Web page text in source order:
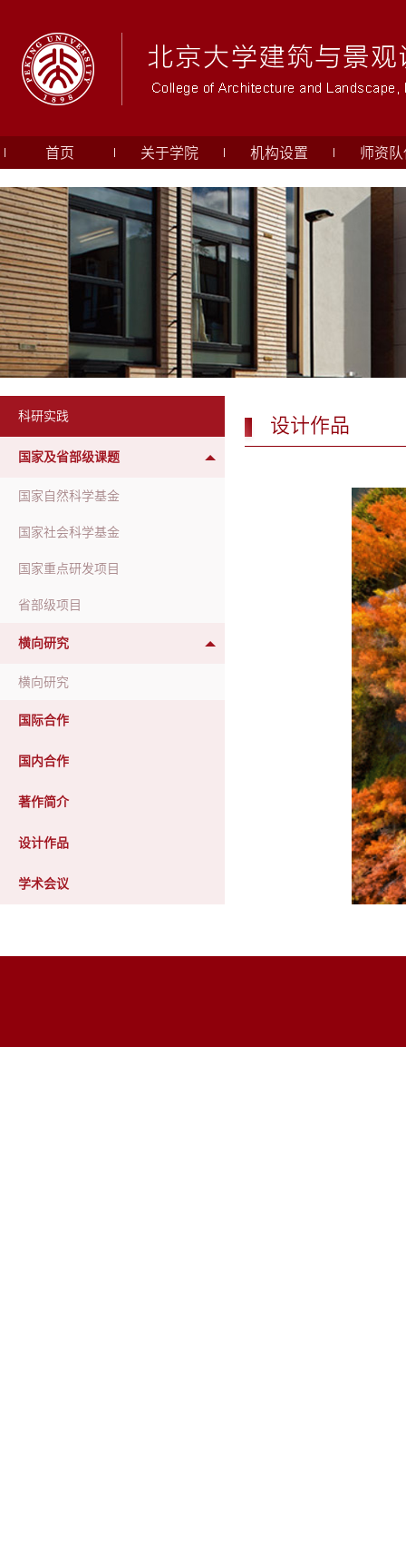
首页 关于学院 机构设置 师资队
科研实践
国家及省部级课题
国家自然科学基金
国家社会科学基金
国家重点研发项目
省部级项目
横向研究
横向研究
国际合作
国内合作
著作简介
设计作品
学术会议
设计作品